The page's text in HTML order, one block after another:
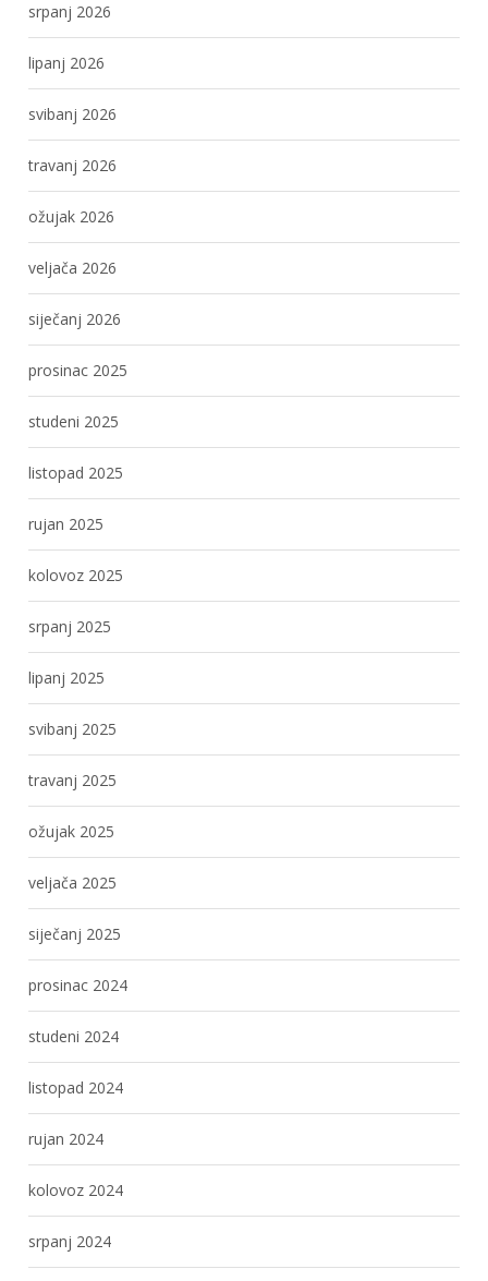
srpanj 2026
lipanj 2026
svibanj 2026
travanj 2026
ožujak 2026
veljača 2026
siječanj 2026
prosinac 2025
studeni 2025
listopad 2025
rujan 2025
kolovoz 2025
srpanj 2025
lipanj 2025
svibanj 2025
travanj 2025
ožujak 2025
veljača 2025
siječanj 2025
prosinac 2024
studeni 2024
listopad 2024
rujan 2024
kolovoz 2024
srpanj 2024